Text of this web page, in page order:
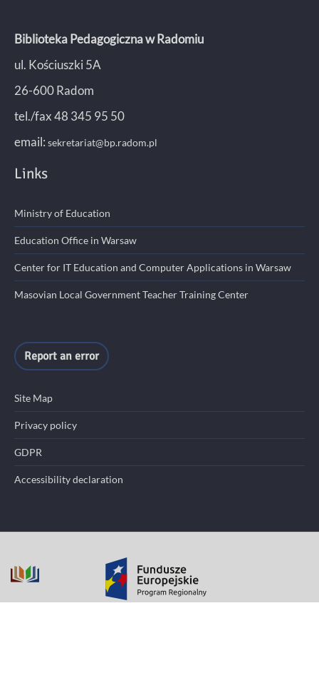
Biblioteka Pedagogiczna w Radomiu
ul. Kościuszki 5A
26-600 Radom
tel./fax 48 345 95 50
email: sekretariat@bp.radom.pl
Links
Ministry of Education
Education Office in Warsaw
Center for IT Education and Computer Applications in Warsaw
Masovian Local Government Teacher Training Center
Report an error
Site Map
Privacy policy
GDPR
Accessibility declaration